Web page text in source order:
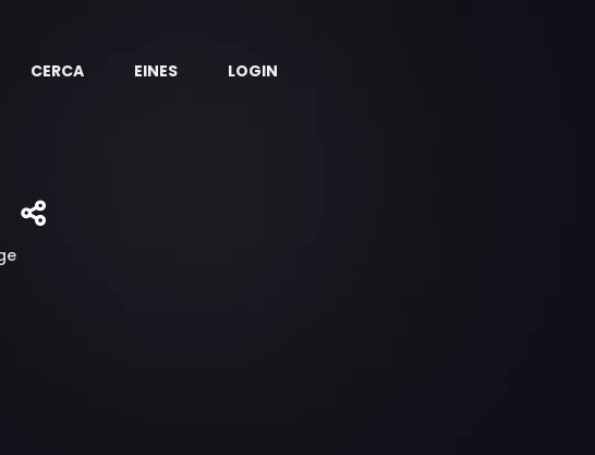
CERCA EINES LOGIN